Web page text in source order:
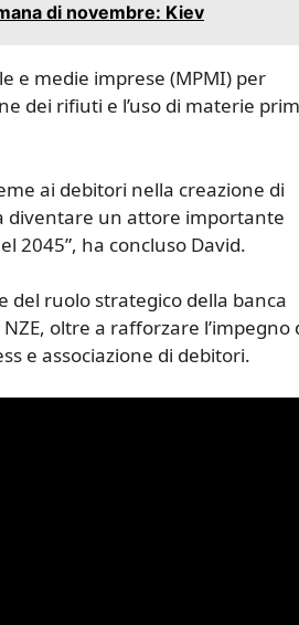
di novembre: Kiev
e medie imprese (MPMI) per
dei rifiuti e l’uso di materie
ai debitori nella creazione di
diventare un attore importante
2045”, ha concluso David.
del ruolo strategico della banca
oltre a rafforzare l’impegno
e associazione di debitori.